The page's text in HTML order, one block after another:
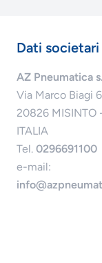
Dati societari
AZ Pneumatica
Via Marco Biagi 6
20826 MISINTO
ITALIA
Tel. 0296691100
e-mail: